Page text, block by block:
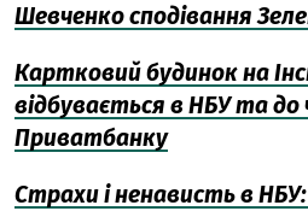
Шевченко сподівання
Картковий будинок на
відбувається в НБУ та
Приватбанку
Страхи і ненависть в